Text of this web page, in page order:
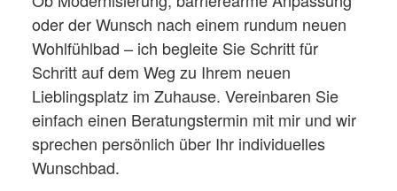
oder der Wunsch nach einem rundum neuen
Wohlfühlbad – ich begleite Sie Schritt für
Schritt auf dem Weg zu Ihrem neuen
Lieblingsplatz im Zuhause. Vereinbaren Sie
einfach einen Beratungstermin mit mir und wir
sprechen persönlich über Ihr individuelles
Wunschbad.​